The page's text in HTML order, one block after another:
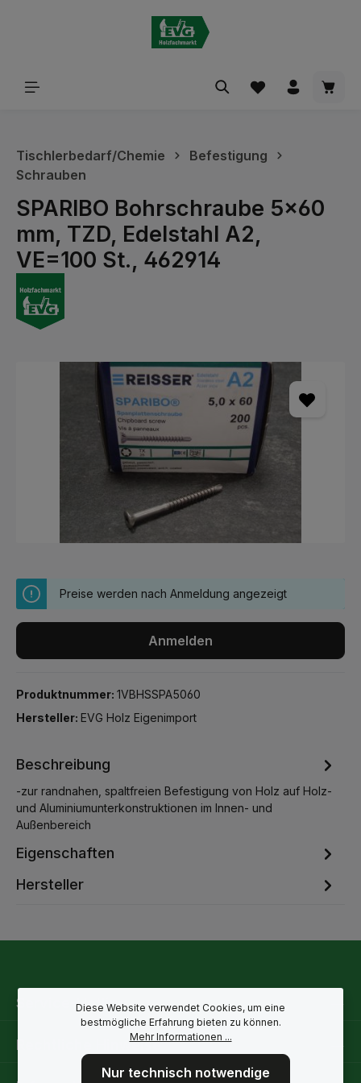
Tischlerbedarf/Chemie
Befestigung
Schrauben
SPARIBO Bohrschraube 5x60
mm, TZD, Edelstahl A2,
VE=100 St., 462914
Bildergalerie überspringen
Preise werden nach Anmeldung angezeigt
Anmelden
Produktnummer: 1VBHSSPA5060
Hersteller: EVG Holz Eigenimport
Beschreibung
-zur randnahen, spaltfreien Befestigung von Holz auf Holz-
und Aluminiumunterkonstruktionen im Innen- und
Außenbereich
Eigenschaften
Hersteller
Service-Hotline
Rechtliche Hinweise
Diese Website verwendet Cookies, um eine
bestmögliche Erfahrung bieten zu können.
Mehr Informationen ...
Nur technisch notwendige